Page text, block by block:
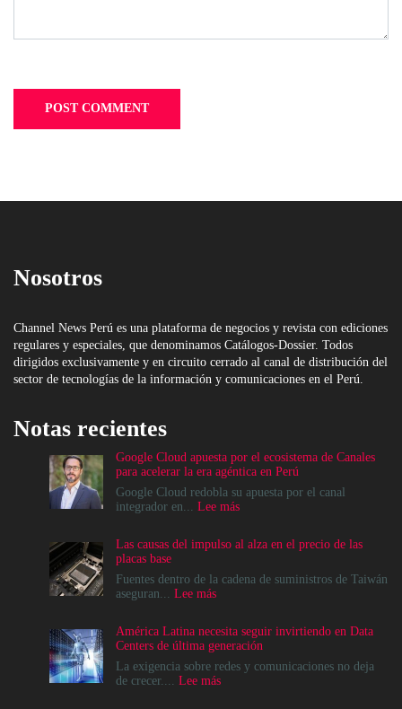
Nosotros
Channel News Perú es una plataforma de negocios y revista con ediciones
regulares y especiales, que denominamos Catálogos-Dossier. Todos
dirigidos exclusivamente y en circuito cerrado al canal de distribución del
sector de tecnologías de la información y comunicaciones en el Perú.
Notas recientes
Google Cloud apuesta por el ecosistema de Canales
para acelerar la era agéntica en Perú
Google Cloud redobla su apuesta por el canal
integrador en... Lee más:
apuesta
el
para
acelerar
la
era
Las causas del impulso al alza en el precio de las
placas base
Fuentes dentro de la cadena de suministros de Taiwán
aseguran... Lee más:
del
impulso
al
alza
América Latina necesita seguir invirtiendo en Data
Centers de última generación
La exigencia sobre redes y comunicaciones no deja
de crecer.... Lee más: